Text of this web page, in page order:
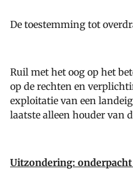
De toestemming tot
Ruil met het oog op het
op de rechten en
exploitatie van een
laatste alleen houder van
Uitzondering: